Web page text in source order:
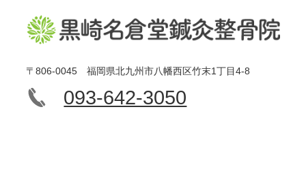
〒806-0045 福岡県北九州市八幡西区竹末1丁目4-8
093-642-3050